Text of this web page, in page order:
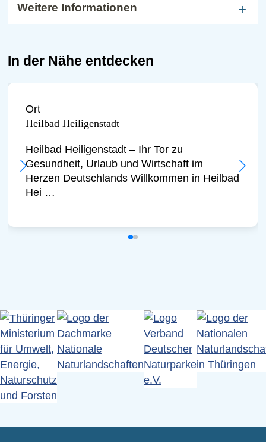
Weitere Informationen
In der Nähe entdecken
Ort
Heilbad Heiligenstadt
Heilbad Heiligenstadt – Ihr Tor zu
Gesundheit, Urlaub und Wirtschaft im
Herzen Deutschlands Willkommen in Heilbad
Hei …